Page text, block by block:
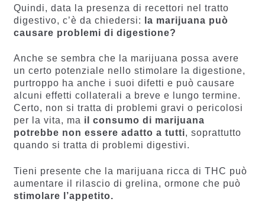
Quindi, data la presenza di recettori nel tratto
digestivo, c’è da chiedersi:
la marijuana può
causare problemi di digestione?
Anche se sembra che la marijuana possa avere
un certo potenziale nello stimolare la digestione,
purtroppo ha anche i suoi difetti e può causare
alcuni effetti collaterali a breve e lungo termine.
Certo, non si tratta di problemi gravi o pericolosi
per la vita, ma il consumo di marijuana
potrebbe non essere adatto a tutti, soprattutto
quando si tratta di problemi digestivi.
Tieni presente che la marijuana ricca di THC può
aumentare il rilascio di grelina, ormone che può
stimolare l’appetito.